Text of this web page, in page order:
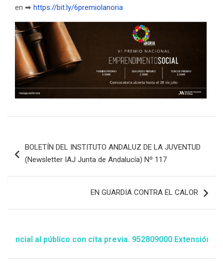
en ➡ https://bit.ly/6premiolanoria
de
BOLETÍN DEL INSTITUTO ANDALUZ DE LA JUVENTUD
(Newsletter IAJ Junta de Andalucía) Nº 117
EN GUARDIA CONTRA EL CALOR
al público con cita previa. 952809000 Extensión 1481/